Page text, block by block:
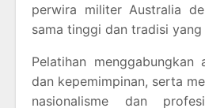
perwira militer Australia
sama tinggi dan tradisi yang
Pelatihan menggabungkan
dan kepemimpinan, serta
nasionalisme dan